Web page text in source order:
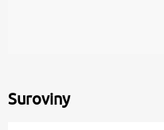
Suroviny